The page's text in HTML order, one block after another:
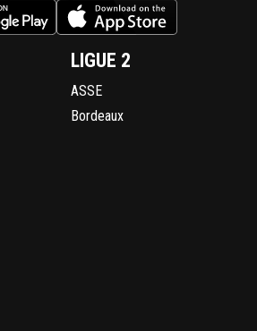
LIGUE 2
ASSE
Bordeaux